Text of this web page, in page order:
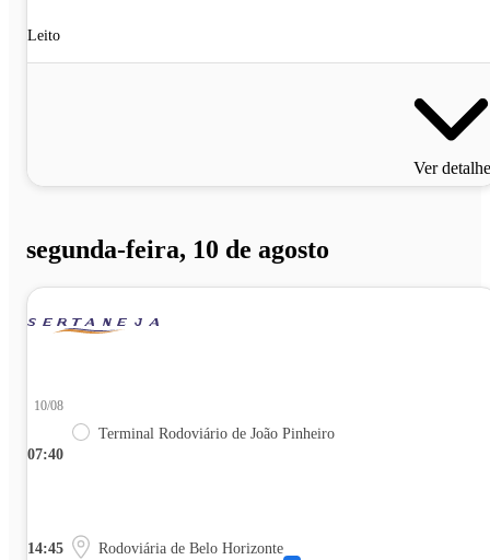
Leito
Ver
segunda-feira, 10 de agosto
07:40
10/08
Terminal Rodoviário de João Pinheiro
14:45 Rodoviária de Belo Horizonte